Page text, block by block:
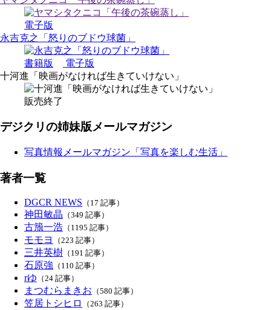
電子版
永吉克之「怒りのブドウ球菌」
書籍版
電子版
十河進「映画がなければ生きていけない」
販売終了
デジクリの姉妹版メールマガジン
写真情報メールマガジン「写真を楽しむ生活」
著者一覧
DGCR NEWS （17 記事）
神田敏晶 （349 記事）
古籏一浩 （1195 記事）
モモヨ （223 記事）
三井英樹 （191 記事）
石原強 （110 記事）
rゆ （24 記事）
まつむらまきお （580 記事）
笠居トシヒロ （263 記事）